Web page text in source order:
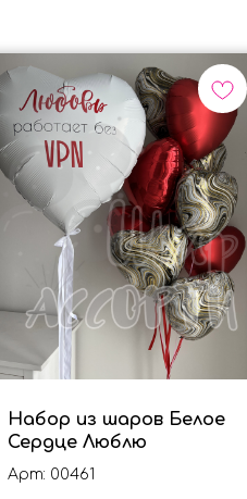
Набор из шаров Белое
Сердце Люблю
Арт: 00461